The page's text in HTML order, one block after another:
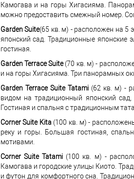
Камогава и на горы Хигасияма.
можно предоставить смежный номер.
Garden Suite(65 кв. м) - расположен на 5
японский сад. Традиционные японские
гостиная.
Garden Terrace Suite(70 кв. м) -
и на горы Хигасияма. Три панорамных
Garden Terrace Suite Tatami(62 кв. м) -
видом на традиционный японский
Гостиная и спальня с традиционным
Corner Suite Kita (100 кв. м) -
реку и горы. Большая гостиная,
мотивами.
Corner Suite Tatami(100 кв. м) -
Камогава и городские улицы Киото.
и футон для комфортного сна.